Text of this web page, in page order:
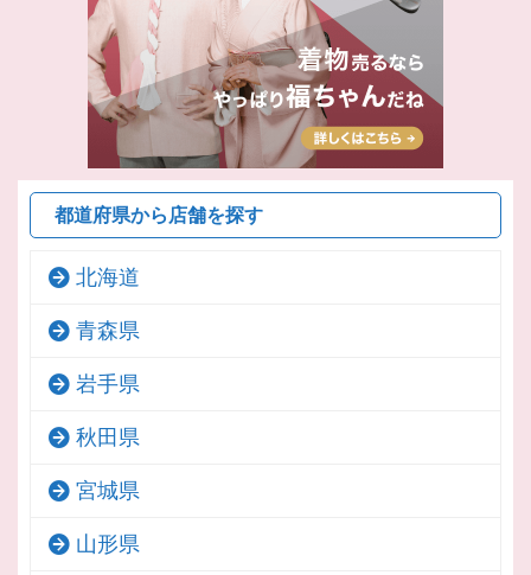
都道府県から店舗を探す
北海道
青森県
岩手県
秋田県
宮城県
山形県